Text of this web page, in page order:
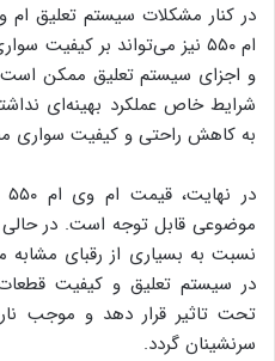
ام ۵۵۰ نیز می‌تواند بر کیفیت
و اجزای سیستم تعلیق ممکن است
شرایط خاص عملکرد بهینه‌ای
به کاهش راحتی و کیفیت سواری
موضوعی قابل توجه است. در
نسبت به بسیاری از رقبای مشابه
در سیستم تعلیق و کیفیت قطعات
تحت تاثیر قرار دهد و موجب
سرنشینان گردد.